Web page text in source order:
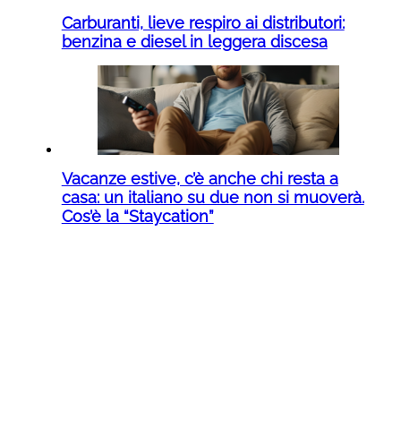
Carburanti, lieve respiro ai distributori:
benzina e diesel in leggera discesa
Vacanze estive, c’è anche chi resta a
casa: un italiano su due non si muoverà.
Cos’è la “Staycation”